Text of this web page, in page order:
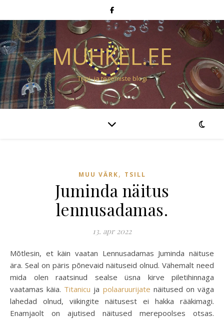
MUHKEL.EE
Tripi- ja tegemiste blogi
MUU VÄRK, TSILL
Juminda näitus
lennusadamas.
13. apr 2022
Mõtlesin, et käin vaatan Lennusadamas Juminda näituse
ära. Seal on päris põnevaid näituseid olnud. Vähemalt need
mida olen raatsinud sealse üsna kirve piletihinnaga
vaatamas käia. Titanicu ja polaaruurijate näitused on väga
lahedad olnud, viikingite näitusest ei hakka rääkimagi.
Enamjaolt on ajutised näitused merepoolses otsas.